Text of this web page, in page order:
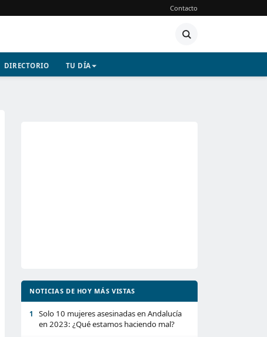
Contacto
DIRECTORIO TU DÍA
NOTICIAS DE HOY MÁS VISTAS
1
Solo 10 mujeres asesinadas en Andalucía
en 2023: ¿Qué estamos haciendo mal?